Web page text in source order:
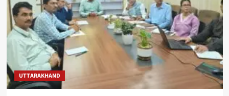
UTTARAKHAND